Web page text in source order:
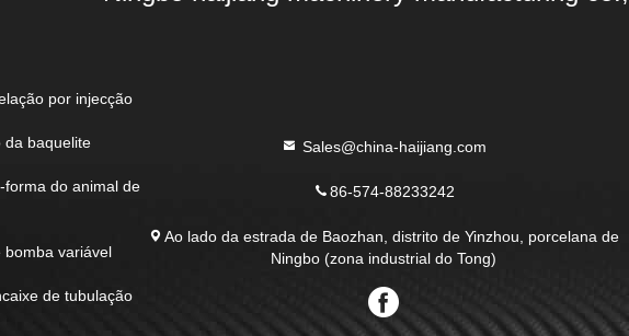
por injecção
da baquelite
forma do animal de
bomba variável
de tubulação
Sales@china-haijiang.com
86-574-88233242
Ao lado da estrada de Baozhan, distrito de Yinzhou, porcelana de
Ningbo (zona industrial do Tong)